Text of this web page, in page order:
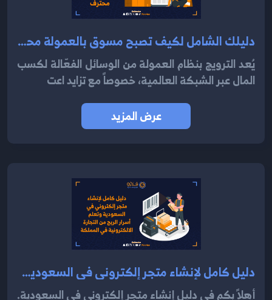
دليلك الشامل لكيف تصبح مسوق بالعمولة محترف في 2024
يُعد الترويج بنظام العمولة من الوسائل الفعّالة لكسب
المال عبر الشبكة العالمية، خصوصاً مع تزايد اعت
عرض المزيد
دليل كامل لإنشاء متجر إلكتروني في السعودية وتعلم أسرار الربح من التجارة الالكترونية في المملكة 2024
أهلاً بكم في دليل إنشاء متجر إلكتروني في السعودية.